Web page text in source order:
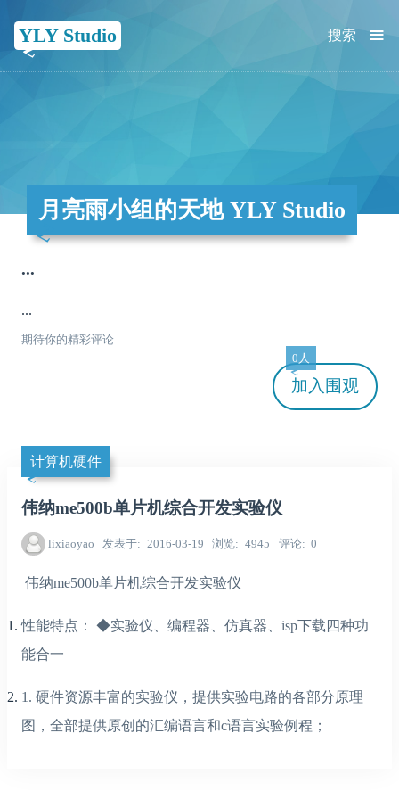
YLY Studio ≡
搜索
月亮雨小组的天地 YLY Studio
...
...
期待你的精彩评论
加入
0人
围观
计算机硬件
伟纳me500b单片机综合开发实验仪
lixiaoyao 发表于 2016-03-19 浏览 4945 评论 0
伟纳me500b单片机综合开发实验仪
性能特点： ◆实验仪、编程器、仿真器、isp下载四种功
能合一
1. 硬件资源丰富的实验仪，提供实验电路的各部分原理
图，全部提供原创的汇编语言和c语言实验例程；